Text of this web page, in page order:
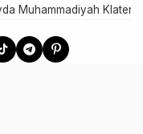
Muhammadiyah Klaten